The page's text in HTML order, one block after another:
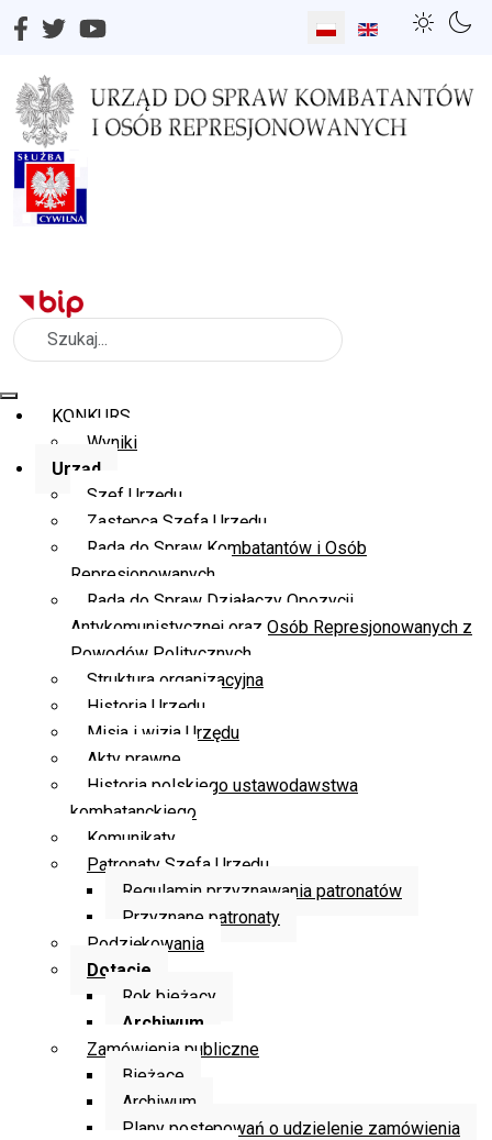
Wybierz swój język
Szukaj
KONKURS
Wyniki
Urząd
Szef Urzędu
Zastępca Szefa Urzędu
Rada do Spraw Kombatantów i Osób
Represjonowanych
Rada do Spraw Działaczy Opozycji
Antykomunistycznej oraz Osób Represjonowanych z
Powodów Politycznych
Struktura organizacyjna
Historia Urzędu
Misja i wizja Urzędu
Akty prawne
Historia polskiego ustawodawstwa
kombatanckiego
Komunikaty
Patronaty Szefa Urzędu
Regulamin przyznawania patronatów
Przyznane patronaty
Podziękowania
Dotacje
Rok bieżący
Archiwum
Zamówienia publiczne
Bieżące
Archiwum
Plany postępowań o udzielenie zamówienia